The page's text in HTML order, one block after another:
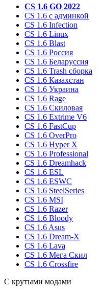
CS 1.6 GO 2022
CS 1.6 с админкой
CS 1.6 Infection
CS 1.6 Linux
CS 1.6 Blast
CS 1.6 Россия
CS 1.6 Беларуссия
CS 1.6 Trash сборка
CS 1.6 Казахстан
CS 1.6 Украина
CS 1.6 Rage
CS 1.6 Скиловая
CS 1.6 Extrime V6
CS 1.6 FastCup
CS 1.6 OverPro
CS 1.6 Hyper X
CS 1.6 Professional
CS 1.6 Dreamhack
CS 1.6 ESL
CS 1.6 ESWC
CS 1.6 SteelSeries
CS 1.6 MSI
CS 1.6 Razer
CS 1.6 Bloody
CS 1.6 Asus
CS 1.6 Dream-X
CS 1.6 Lava
CS 1.6 Мега Скил
CS 1.6 Crossfire
С крутыми модами